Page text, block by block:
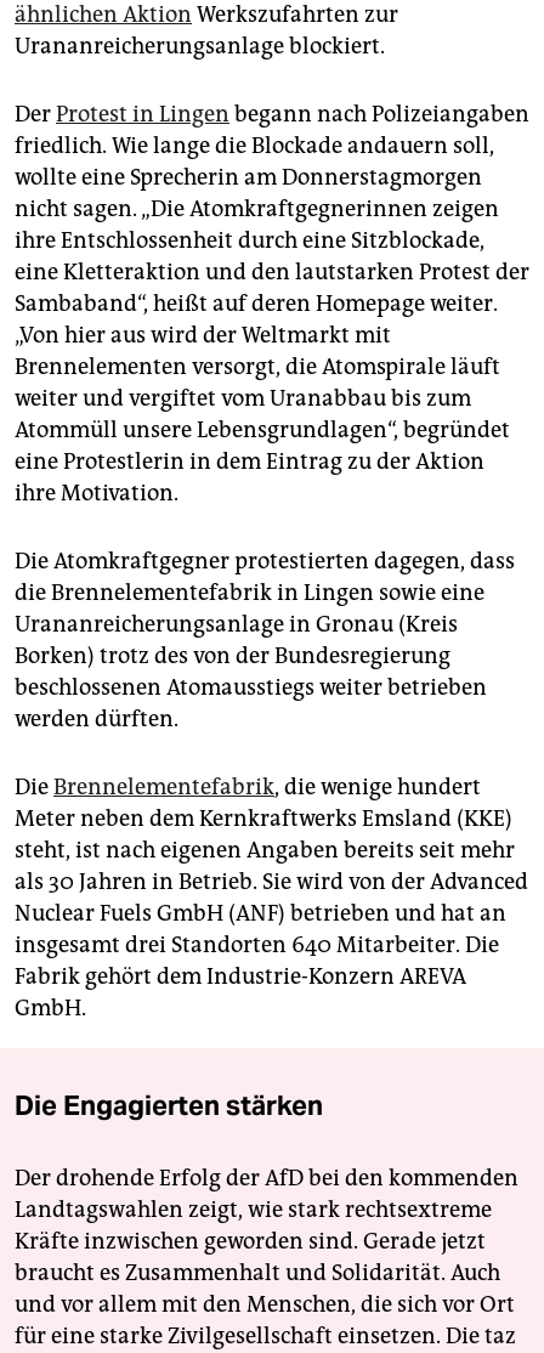
ähnlichen Aktion Werkszufahrten zur
Urananreicherungsanlage blockiert.
DerProtest in Lingen begann nach Polizeiangaben
friedlich. Wie lange die Blockade andauern soll,
wollte eine Sprecherin am Donnerstagmorgen
nicht sagen. „Die Atomkraftgegnerinnen zeigen
ihre Entschlossenheit durch eine Sitzblockade,
eine Kletteraktion und den lautstarken Protest der
Sambaband“, heißt auf deren Homepage weiter.
„Von hier aus wird der Weltmarkt mit
Brennelementen versorgt, die Atomspirale läuft
weiter und vergiftet vom Uranabbau bis zum
Atommüll unsere Lebensgrundlagen“, begründet
eine Protestlerin in dem Eintrag zu der Aktion
ihre Motivation.
Die Atomkraftgegner protestierten dagegen, dass
die Brennelementefabrik in Lingen sowie eine
Urananreicherungsanlage in Gronau (Kreis
Borken) trotz des von der Bundesregierung
beschlossenen Atomausstiegs weiter betrieben
werden dürften.
DieBrennelementefabrik, die wenige hundert
Meter neben dem Kernkraftwerks Emsland (KKE)
steht, ist nach eigenen Angaben bereits seit mehr
als 30 Jahren in Betrieb. Sie wird von der Advanced
Nuclear Fuels GmbH (ANF) betrieben und hat an
insgesamt drei Standorten 640 Mitarbeiter. Die
Fabrik gehört dem Industrie-Konzern AREVA
GmbH.
Die Engagierten stärken
Der drohende Erfolg der AfD bei den kommenden
Landtagswahlen zeigt, wie stark rechtsextreme
Kräfte inzwischen geworden sind. Gerade jetzt
braucht es Zusammenhalt und Solidarität. Auch
und vor allem mit den Menschen, die sich vor Ort
für eine starke Zivilgesellschaft einsetzen. Die taz